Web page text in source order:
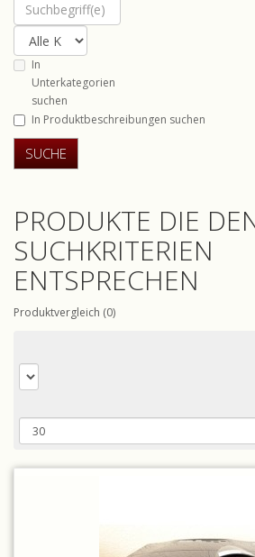
In
Unterkategorien
suchen
In Produktbeschreibungen suchen
PRODUKTE DIE
SUCHKRITERIEN
ENTSPRECHEN
Produktvergleich (0)